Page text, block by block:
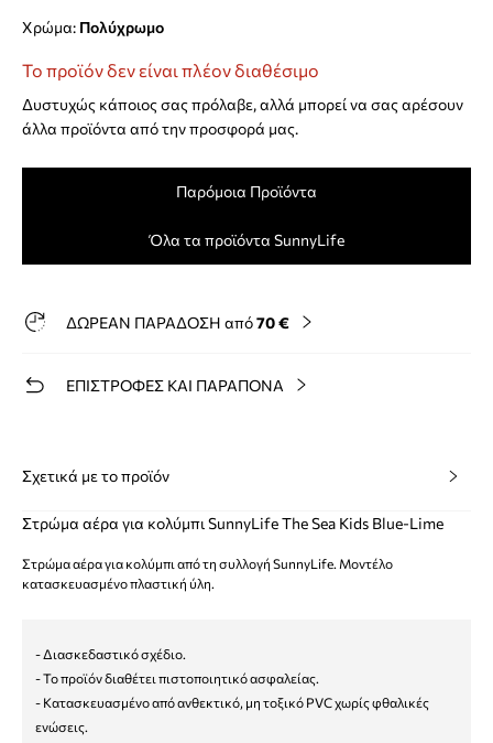
Χρώμα: πολύχρωμο
Το προϊόν δεν είναι πλέον διαθέσιμο
Δυστυχώς κάποιος σας πρόλαβε, αλλά μπορεί να σας αρέσουν
άλλα προϊόντα από την προσφορά μας.
Παρόμοια Προϊόντα
Όλα τα προϊόντα SunnyLife
ΔΩΡΕΑΝ ΠΑΡΑΔΟΣΗ από70 €
ΕΠΙΣΤΡΟΦΕΣ ΚΑΙ ΠΑΡΑΠΟΝΑ
Σχετικά με το προϊόν
Στρώμα αέρα για κολύμπι SunnyLife The Sea Kids Blue-Lime
Στρώμα αέρα για κολύμπι από τη συλλογή SunnyLife. Μοντέλο
κατασκευασμένο πλαστική ύλη.
- Διασκεδαστικό σχέδιο.
- Το προϊόν διαθέτει πιστοποιητικό ασφαλείας.
- Κατασκευασμένο από ανθεκτικό, μη τοξικό PVC χωρίς φθαλικές
ενώσεις.